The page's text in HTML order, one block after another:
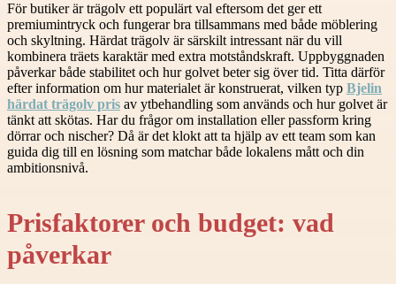
För butiker är trägolv ett populärt val eftersom det ger ett
premiumintryck och fungerar bra tillsammans med både möblering
och skyltning. Härdat trägolv är särskilt intressant när du vill
kombinera träets karaktär med extra motståndskraft. Uppbyggnaden
påverkar både stabilitet och hur golvet beter sig över tid. Titta därför
efter information om hur materialet är konstruerat, vilken typ Bjelin
härdat trägolv pris av ytbehandling som används och hur golvet är
tänkt att skötas. Har du frågor om installation eller passform kring
dörrar och nischer? Då är det klokt att ta hjälp av ett team som kan
guida dig till en lösning som matchar både lokalens mått och din
ambitionsnivå.
Prisfaktorer och budget: vad
påverkar